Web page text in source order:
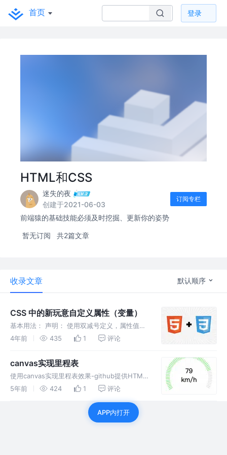
首页 登录
HTML和CSS
迷失的夜
创建于2021-06-03
订阅专栏
前端猿的基础技能必须及时挖掘、更新你的姿势
暂无订阅 共2篇文章
收录文章 默认顺序
CSS 中的新玩意自定义属性（变量）
基本用法： 声明： 使用双减号定义，属性值可
以使用任何有效果的css值; 但需要注意以下两
某个样式内部，与scss、less等不同，不能直接
4年前 435 1 评论
canvas实现里程表
使用canvas实现里程表效果-github提供HTML
静态页面、vue2.0示例，主要展示实现原理。
5年前 424 1 评论
APP内打开